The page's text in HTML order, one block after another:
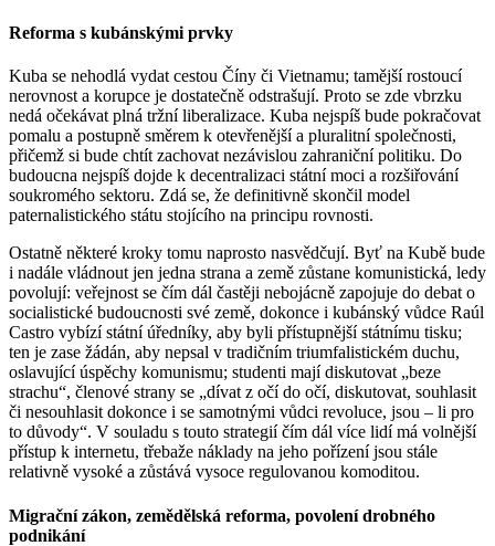
Reforma s kubánskými prvky
Kuba se nehodlá vydat cestou Číny či Vietnamu; tamější rostoucí
nerovnost a korupce je dostatečně odstrašují. Proto se zde vbrzku
nedá očekávat plná tržní liberalizace. Kuba nejspíš bude pokračovat
pomalu a postupně směrem k otevřenější a pluralitní společnosti,
přičemž si bude chtít zachovat nezávislou zahraniční politiku. Do
budoucna nejspíš dojde k decentralizaci státní moci a rozšiřování
soukromého sektoru. Zdá se, že definitivně skončil model
paternalistického státu stojícího na principu rovnosti.
Ostatně některé kroky tomu naprosto nasvědčují. Byť na Kubě bude
i nadále vládnout jen jedna strana a země zůstane komunistická, ledy
povolují: veřejnost se čím dál častěji nebojácně zapojuje do debat o
socialistické budoucnosti své země, dokonce i kubánský vůdce Raúl
Castro vybízí státní úředníky, aby byli přístupnější státnímu tisku;
ten je zase žádán, aby nepsal v tradičním triumfalistickém duchu,
oslavující úspěchy komunismu; studenti mají diskutovat „beze
strachu“, členové strany se „dívat z očí do očí, diskutovat, souhlasit
či nesouhlasit dokonce i se samotnými vůdci revoluce, jsou – li pro
to důvody“. V souladu s touto strategií čím dál více lidí má volnější
přístup k internetu, třebaže náklady na jeho pořízení jsou stále
relativně vysoké a zůstává vysoce regulovanou komoditou.
Migrační zákon, zemědělská reforma, povolení drobného
podnikání